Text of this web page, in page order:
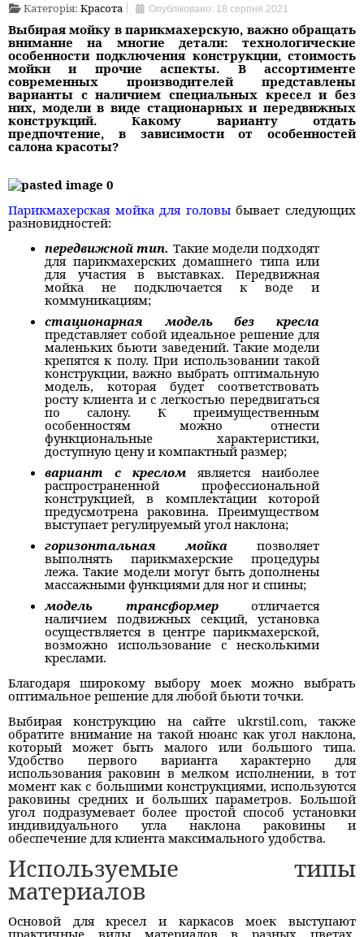
Категорія:Красота Опубліковано: 18 серпня 2021
Выбирая мойку в парикмахерскую, важно обращать
внимание на многие детали: технологические
особенности подключения конструкции, стоимость
мойки и прочие аспекты. В ассортименте
современных производителей представлены
варианты с наличием специальных кресел и без
них, модели в виде стационарных и передвижных
конструкций. Какому варианту отдать
предпочтение, в зависимости от особенностей
салона красоты?
Парикмахерская мойка для головыбывает следующих
разновидностей:
передвижной тип. Такие модели подходят
для парикмахерских домашнего типа или
для участия в выставках. Передвижная
мойка не подключается к воде и
коммуникациям;
стационарная модель без кресла
представляет собой идеальное решение для
маленьких бьюти заведений. Такие модели
крепятся к полу. При использовании такой
конструкции, важно выбрать оптимальную
модель, которая будет соответствовать
росту клиента и с легкостью передвигаться
по салону. К преимущественным
особенностям можно отнести
функциональные характеристики,
доступную цену и компактный размер;
вариант с креслом является наиболее
распространенной профессиональной
конструкцией, в комплектации которой
предусмотрена раковина. Преимуществом
выступает регулируемый угол наклона;
горизонтальная мойка позволяет
выполнять парикмахерские процедуры
лежа. Такие модели могут быть дополнены
массажными функциями для ног и спины;
модель трансформеротличается
наличием подвижных секций, установка
осуществляется в центре парикмахерской,
возможно использование с несколькими
креслами.
Благодаря широкому выбору моек можно выбрать
оптимальное решение для любой бьюти точки.
Выбирая конструкцию на сайтеukrstil.com, также
обратите внимание на такой нюанс как угол наклона,
который может быть малого или большого типа.
Удобство первого варианта характерно для
использования раковин в мелком исполнении, в тот
момент как с большими конструкциями, используются
раковины средних и больших параметров. Большой
угол подразумевает более простой способ установки
индивидуального угла наклона раковины и
обеспечение для клиента максимального удобства.
Используемые типы
материалов
Основой для кресел и каркасов моек выступают
практичные виды материалов в разных цветах.